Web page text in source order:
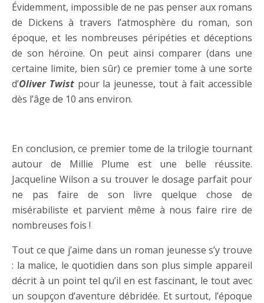
Évidemment, impossible de ne pas penser aux romans
de Dickens à travers l’atmosphère du roman, son
époque, et les nombreuses péripéties et déceptions
de son héroïne. On peut ainsi comparer (dans une
certaine limite, bien sûr) ce premier tome à une sorte
d’Oliver Twist pour la jeunesse, tout à fait accessible
dès l’âge de 10 ans environ.
En conclusion, ce premier tome de la trilogie tournant
autour de Millie Plume est une belle réussite.
Jacqueline Wilson a su trouver le dosage parfait pour
ne pas faire de son livre quelque chose de
misérabiliste et parvient même à nous faire rire de
nombreuses fois !
Tout ce que j’aime dans un roman jeunesse s’y trouve
: la malice, le quotidien dans son plus simple appareil
décrit à un point tel qu’il en est fascinant, le tout avec
un soupçon d’aventure débridée. Et surtout, l’époque